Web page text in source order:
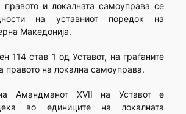
и локалната самоуправа се
на уставниот поредок на
Македонија.
114 став 1 од Уставот, на граѓаните
правото на локална самоуправа.
Амандманот XVII на Уставот е
во единиците на локалната